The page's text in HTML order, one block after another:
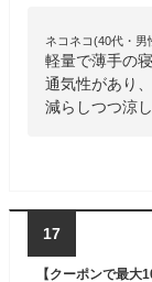
ネコネコ(40代・男
軽量で薄手の
通気性があり
減らしつつ涼
17